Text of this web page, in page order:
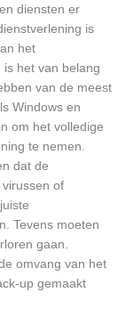
diensten er
is
het
het van belang
van de meest
Windows en
om het volledige
te nemen.
dat de
of
Tevens moeten
gaan.
omvang van het
up gemaakt